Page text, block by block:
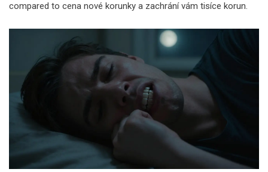
compared to cena nové korunky a zachrání vám tisíce korun.